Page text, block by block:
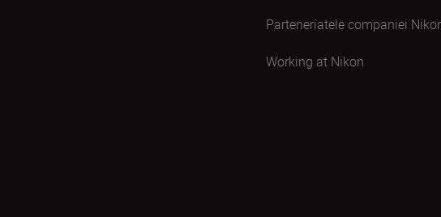
Parteneriatele companiei
Working at Nikon